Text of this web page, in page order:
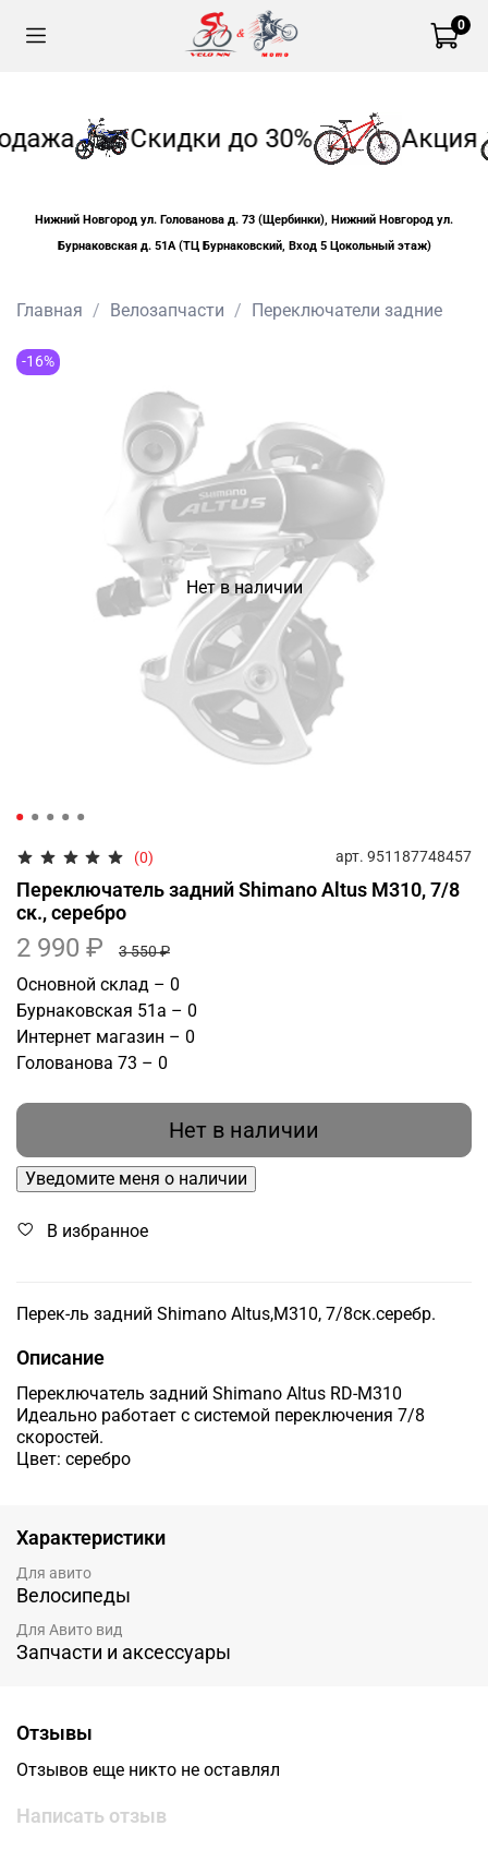
0
Скидки до 30% Акция
Нижний Новгород ул. Голованова д. 73 (Щербинки), Нижний Новгород ул.
Бурнаковская д. 51А (ТЦ Бурнаковский, Вход 5 Цокольный этаж)
Главная Велозапчасти Переключатели задние
Нет в наличии
-16%
(0) арт. 951187748457
Переключатель задний Shimano Altus M310, 7/8
ск., серебро
2 990 ₽ 3 550 ₽
Основной склад – 0
Бурнаковская 51а – 0
Интернет магазин – 0
Голованова 73 – 0
Нет в наличии
Уведомите меня о наличии
В избранное
Перек-ль задний Shimano Altus,M310, 7/8ск.серебр.
Описание
Переключатель задний Shimano Altus RD-M310
Идеально работает с системой переключения 7/8
скоростей.
Цвет: серебро
Характеристики
Для авито
Велосипеды
Для Авито вид
Запчасти и аксессуары
Отзывы
Отзывов еще никто не оставлял
Написать отзыв